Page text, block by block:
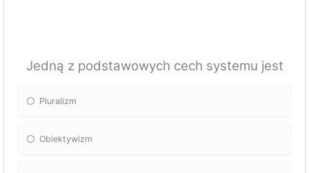
Jedną z podstawowych cech systemu jest
Pluralizm
Obiektywizm